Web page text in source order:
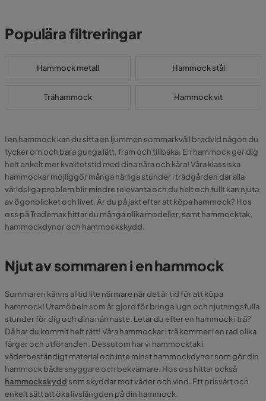
Populära filtreringar
Hammock metall Hammock stål
Trähammock Hammock vit
I en hammock kan du sitta en ljummen sommarkväll bredvid någon du
tycker om och bara gunga lätt, fram och tillbaka. En hammock ger dig
helt enkelt mer kvalitetstid med dina nära och kära! Våra klassiska
hammockar möjliggör många härliga stunder i trädgården där alla
världsliga problem blir mindre relevanta och du helt och fullt kan njuta
av ögonblicket och livet. Är du på jakt efter att köpa hammock? Hos
oss på Trademax hittar du många olika modeller, samt hammocktak,
hammockdynor och hammockskydd.
Njut av sommaren i en hammock
Sommaren känns alltid lite närmare när det är tid för att köpa
hammock! Utemöbeln som är gjord för bringa lugn och njutningsfulla
stunder för dig och dina närmaste. Letar du efter en hammock i trä?
Då har du kommit helt rätt! Våra hammockar i trä kommer i en rad olika
färger och utföranden. Dessutom har vi hammocktak i
väderbeständigt material och inte minst hammockdynor som gör din
hammock både snyggare och bekvämare. Hos oss hittar också
hammockskydd som skyddar mot väder och vind. Ett prisvärt och
enkelt sätt att öka livslängden på din hammock.